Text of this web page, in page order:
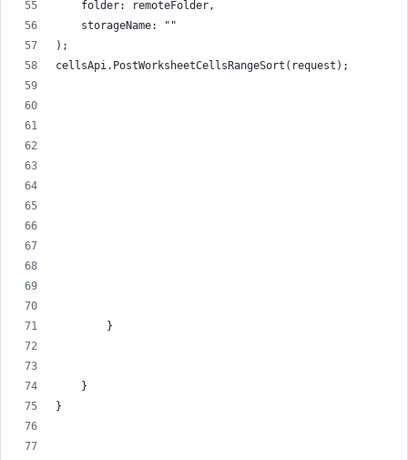
    folder: remoteFolder,
    storageName: ""
);
cellsApi.PostWorksheetCellsRangeSort(request);
        }
    }
}